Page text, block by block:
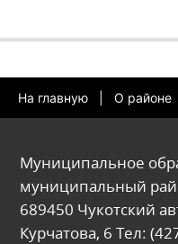
На главную О
Муниципальное
муниципальный
689450 Чукотский
Курчатова, 6 Тел: